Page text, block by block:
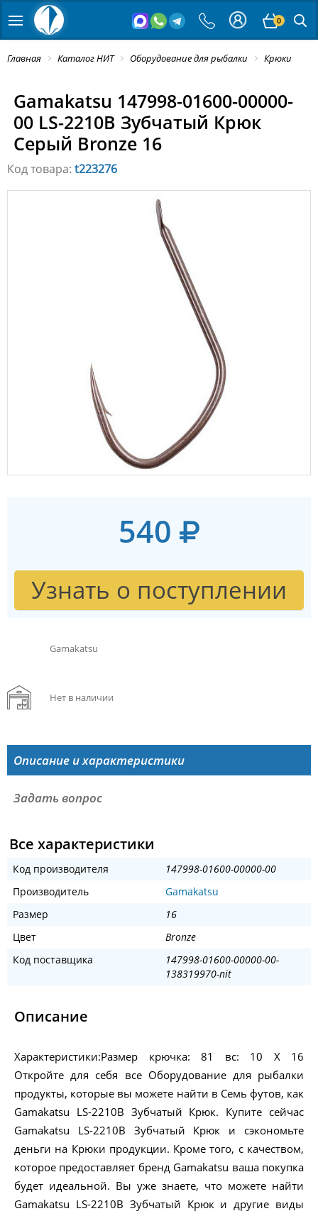
0
Главная Каталог НИТ Оборудование для рыбалки Крюки
Gamakatsu 147998-01600-00000-
00 LS-2210B Зубчатый Крюк
Серый Bronze 16
Код товара: t223276
540
Узнать о поступлении
Gamakatsu
Нет в наличии
Описание и характеристики
Задать вопрос
Все характеристики
Код производителя
147998-01600-00000-00
Производитель
Gamakatsu
Размер
16
Цвет
Bronze
Код поставщика
147998-01600-00000-00-
138319970-nit
Описание
Характеристики:Размер крючка: 81 вс: 10 X 16
Откройте для себя все Оборудование для рыбалки
продукты, которые вы можете найти в Семь футов, как
Gamakatsu LS-2210B Зубчатый Крюк. Купите сейчас
Gamakatsu LS-2210B Зубчатый Крюк и сэкономьте
деньги на Крюки продукции. Кроме того, с качеством,
которое предоставляет бренд Gamakatsu ваша покупка
будет идеальной. Вы уже знаете, что можете найти
Gamakatsu LS-2210B Зубчатый Крюк и другие виды